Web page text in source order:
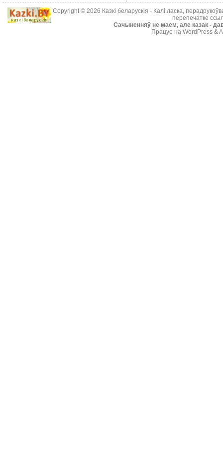
Copyright © 2026 Казкі беларускія - Калі ласка,
перепечатке
Cачыненняў не маем, але казак -
Працуе на WordPress &